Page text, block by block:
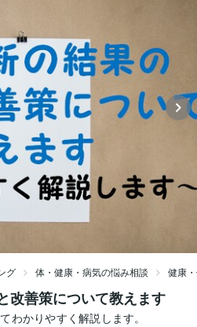
グ 体・健康・病気の悩み相談 健康
改善策について教えます
わかりやすく解説します。